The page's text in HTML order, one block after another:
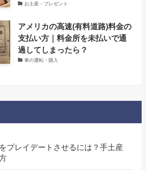
お土産・プレゼント
アメリカの高速(有料道路)料金の
支払い方｜料金所を未払いで通
過してしまったら？
車の運転・購入
プレイデートさせるには？手土産